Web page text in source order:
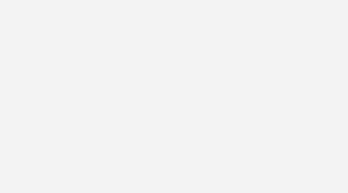
hat. Jetzt haben Pörksen und
ein neues Buch, ebenfalls in
Diesmal geht es um den
Klimawandel in der Gesellschaft,
Perspektive und unsere